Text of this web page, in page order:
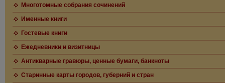
Многотомные собрания сочинений
Именные книги
Гостевые книги
Ежедневники и визитницы
Антикварные гравюры, ценные бумаги, банкноты
Старинные карты городов, губерний и стран